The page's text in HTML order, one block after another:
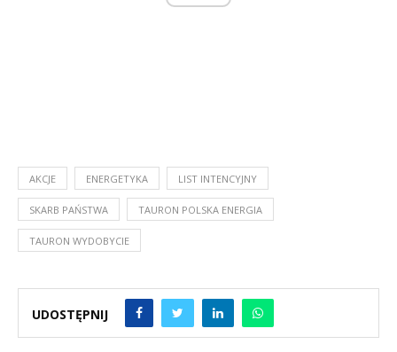
AKCJE ENERGETYKA LIST INTENCYJNY
SKARB PAŃSTWA TAURON POLSKA ENERGIA
TAURON WYDOBYCIE
UDOSTĘPNIJ